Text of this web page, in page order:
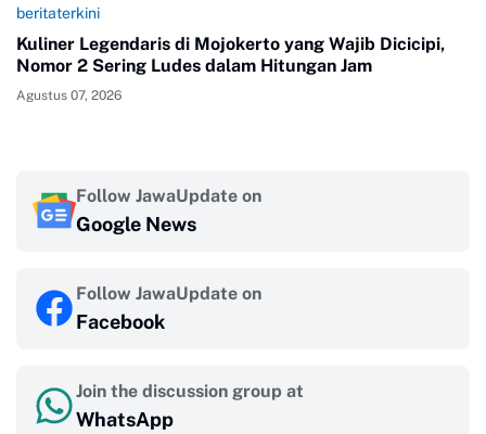
beritaterkini
Kuliner Legendaris di Mojokerto yang Wajib Dicicipi,
Nomor 2 Sering Ludes dalam Hitungan Jam
Agustus 07, 2026
Follow JawaUpdate on
Google News
Follow JawaUpdate on
Facebook
Join the discussion group at
WhatsApp